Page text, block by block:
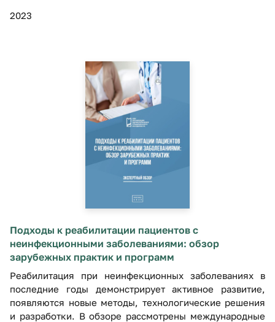
2023
Подходы к реабилитации пациентов с
неинфекционными заболеваниями: обзор
зарубежных практик и программ
Реабилитация при неинфекционных заболеваниях в
последние годы демонстрирует активное развитие,
появляются новые методы, технологические решения
и разработки. В обзоре рассмотрены международные